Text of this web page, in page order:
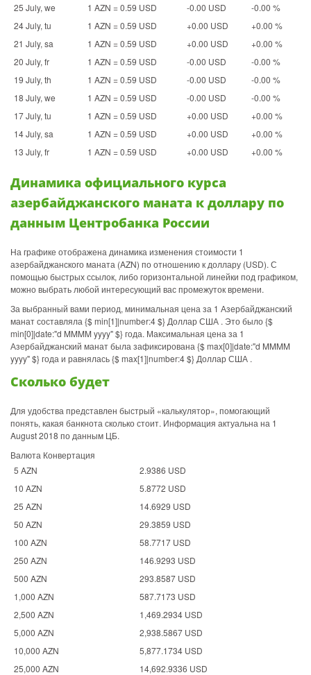
25 July, we
1 AZN = 0.59 USD -0.00 USD
-0.00 %
24 July, tu
1 AZN = 0.59 USD +0.00 USD
+0.00 %
21 July, sa
1 AZN = 0.59 USD +0.00 USD
+0.00 %
20 July, fr
1 AZN = 0.59 USD -0.00 USD
-0.00 %
19 July, th
1 AZN = 0.59 USD -0.00 USD
-0.00 %
18 July, we
1 AZN = 0.59 USD -0.00 USD
-0.00 %
17 July, tu
1 AZN = 0.59 USD +0.00 USD
+0.00 %
14 July, sa
1 AZN = 0.59 USD +0.00 USD
+0.00 %
13 July, fr
1 AZN = 0.59 USD +0.00 USD +0.00 %
Динамика официального курса
азербайджанского маната к доллару по
данным Центробанка России
На графике отображена динамика изменения стоимости 1
азербайджанского маната (AZN) по отношению к доллару (USD). С
помощью быстрых ссылок, либо горизонтальной линейки под графиком,
можно выбрать любой интересующий вас промежуток времени.
За выбранный вами период, минимальная цена за 1 Азербайджанский
манат составляла {$ min[1]|number:4 $} Доллар США . Это было {$
min[0]|date:"d MMMM yyyy" $} года. Максимальная цена за 1
Азербайджанский манат была зафиксирована {$ max[0]|date:"d MMMM
yyyy" $} года и равнялась {$ max[1]|number:4 $} Доллар США .
Сколько будет
Для удобства представлен быстрый «калькулятор», помогающий
понять, какая банкнота сколько стоит. Информация актуальна на 1
August 2018 по данным ЦБ.
Валюта Конвертация
5 AZN
2.9386 USD
10 AZN
5.8772 USD
25 AZN
14.6929 USD
50 AZN
29.3859 USD
100 AZN
58.7717 USD
250 AZN
146.9293 USD
500 AZN
293.8587 USD
1,000 AZN
587.7173 USD
2,500 AZN
1,469.2934 USD
5,000 AZN
2,938.5867 USD
10,000 AZN
5,877.1734 USD
25,000 AZN
14,692.9336 USD